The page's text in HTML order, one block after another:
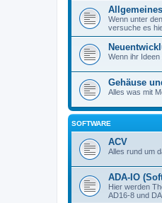
Wenn unter
versuche es
Wenn ihr
Gehäuse
Alles was mit
SOFTWARE
ACV
Alles rund um
ADA-IO
Hier werden
AD16-8 und